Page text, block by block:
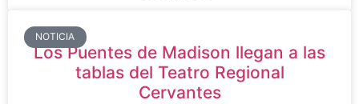
NOTICIA
Los Puentes de Madison llegan a las
tablas del Teatro Regional
Cervantes